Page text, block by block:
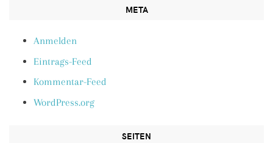
META
Anmelden
Eintrags-Feed
Kommentar-Feed
WordPress.org
SEITEN